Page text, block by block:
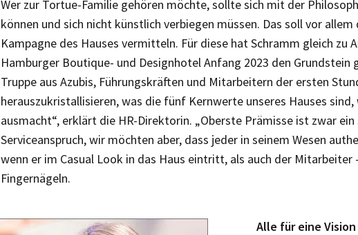
Wer zur Tortue-Familie gehören möchte, sollte sich mit der
können und sich nicht künstlich verbiegen müssen. Das soll vor
Kampagne des Hauses vermitteln. Für diese hat Schramm gleich
Hamburger Boutique- und Designhotel Anfang 2023 den Grundstein
Truppe aus Azubis, Führungskräften und Mitarbeitern der ersten
herauszukristallisieren, was die fünf Kernwerte unseres Hauses sind,
ausmacht“, erklärt die HR-Direktorin. „Oberste Prämisse ist zwar
Serviceanspruch, wir möchten aber, dass jeder in seinem Wesen
wenn er im Casual Look in das Haus eintritt, als auch der
Fingernägeln.
Alle für eine Vision